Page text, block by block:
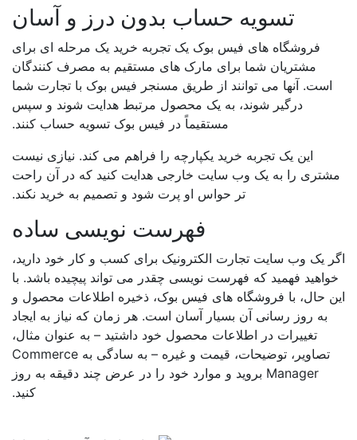
تسویه حساب بدون درز و آسان
فروشگاه های فیس بوک یک تجربه خرید یک مرحله ای برای
مشتریان شما برای مارک های مستقیم به مصرف کنندگان
است. آنها می توانند از طریق مسنجر فیس بوک با تجارت شما
درگیر شوند، به یک محصول مرتبط هدایت شوند و سپس
مستقیماً در فیس بوک تسویه حساب کنند.
این یک تجربه خرید یکپارچه را فراهم می کند. نیازی نیست
را به یک وب سایت خارجی هدایت کنید که در آن راحت
تر حواس او پرت شود و تصمیم به خرید نکند.
فهرست نویسی ساده
یک وب سایت تجارت الکترونیک برای کسب و کار خود دارید،
فهمید که فهرست نویسی چقدر می تواند پیچیده باشد. با
حال، با فروشگاه های فیس بوک، ذخیره اطلاعات محصول و
به روز رسانی آن بسیار آسان است. هر زمان که نیاز به ایجاد
تغییرات در اطلاعات محصول خود داشتید – به عنوان مثال،
تصاویر، توضیحات، قیمت و غیره – به سادگی به Commerce
Manager بروید و موارد خود را در عرض چند دقیقه به روز